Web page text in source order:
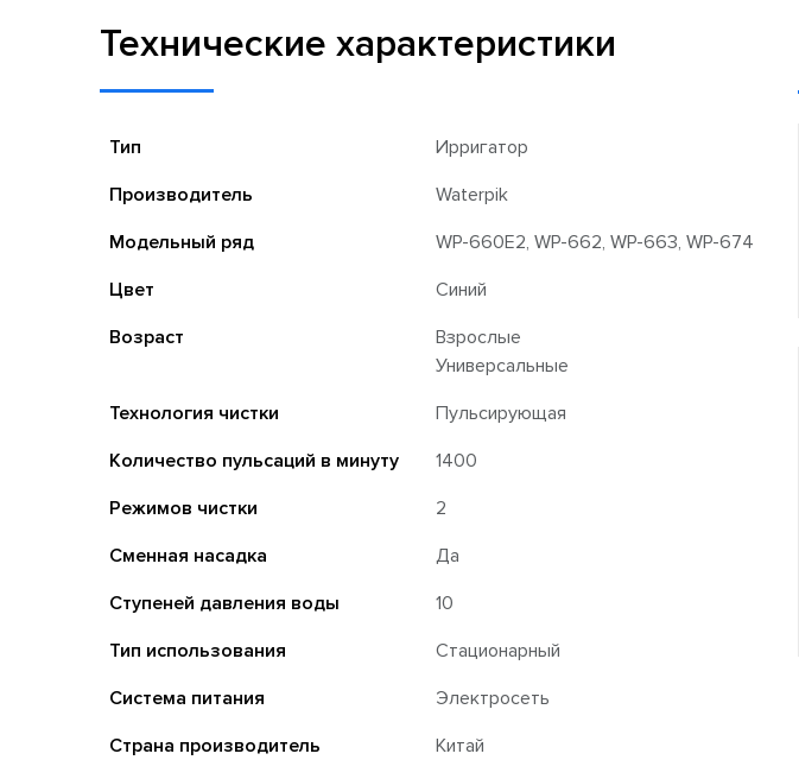
Технические характеристики
Тип
Ирригатор
Производитель
Waterpik
Модельный ряд
WP-660E2, WP-662, WP-663, WP-674
Цвет
Синий
Возраст
Взрослые
Универсальные
Технология чистки
Пульсирующая
Количество пульсаций в минуту
1400
Режимов чистки
2
Сменная насадка
Да
Ступеней давления воды
10
Тип использования
Стационарный
Система питания
Электросеть
Страна производитель
Китай